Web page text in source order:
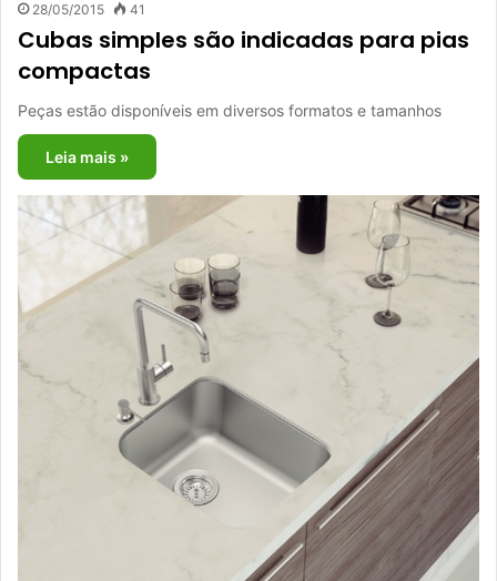
28/05/2015 41
Cubas simples são indicadas para pias
compactas
Peças estão disponíveis em diversos formatos e tamanhos
Leia mais »